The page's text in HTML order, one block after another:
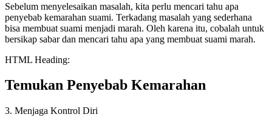
Sebelum menyelesaikan masalah, kita perlu mencari tahu apa
penyebab kemarahan suami. Terkadang masalah yang sederhana
bisa membuat suami menjadi marah. Oleh karena itu, cobalah untuk
bersikap sabar dan mencari tahu apa yang membuat suami marah.
HTML Heading:
Temukan Penyebab Kemarahan
3. Menjaga Kontrol Diri